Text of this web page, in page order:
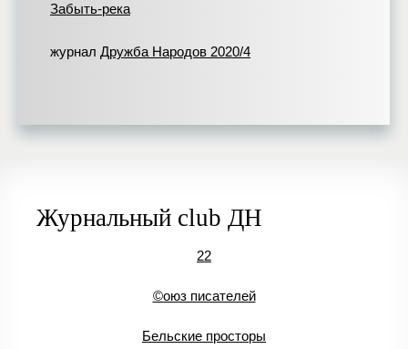
Забыть-река
журнал Дружба Народов 2020/4
Журнальный club ДН
22
©оюз писателей
Бельские просторы